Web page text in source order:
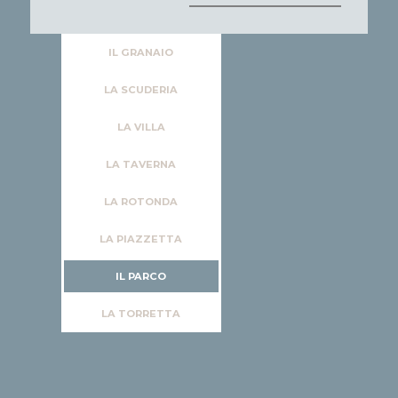
IL GRANAIO
LA SCUDERIA
LA VILLA
LA TAVERNA
LA ROTONDA
LA PIAZZETTA
IL PARCO
LA TORRETTA